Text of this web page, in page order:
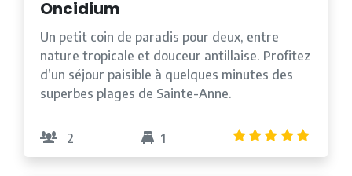
Oncidium
Un petit coin de paradis pour deux, entre
nature tropicale et douceur antillaise. Profitez
d’un séjour paisible à quelques minutes des
superbes plages de Sainte-Anne.
2 1